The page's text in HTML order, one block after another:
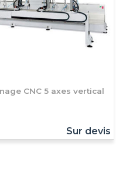
CNC 5 axes vertical
Sur devis